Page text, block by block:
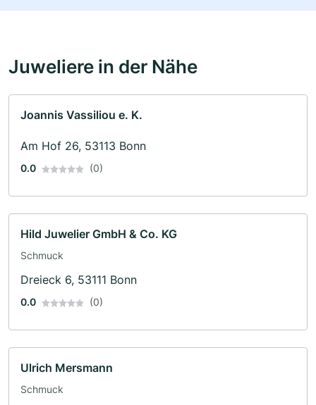
Juweliere in der Nähe
Joannis Vassiliou e. K.
Am Hof 26, 53113 Bonn
0.0 (0)
Hild Juwelier GmbH & Co. KG
Schmuck
Dreieck 6, 53111 Bonn
0.0 (0)
Ulrich Mersmann
Schmuck